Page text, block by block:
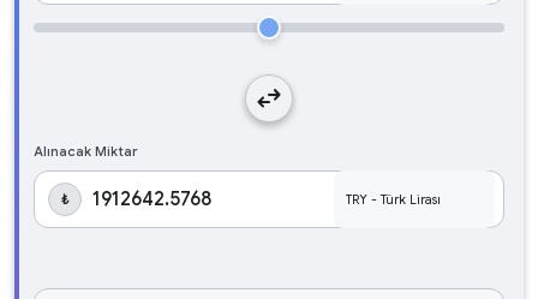
swap_horiz
Alınacak Miktar
₺